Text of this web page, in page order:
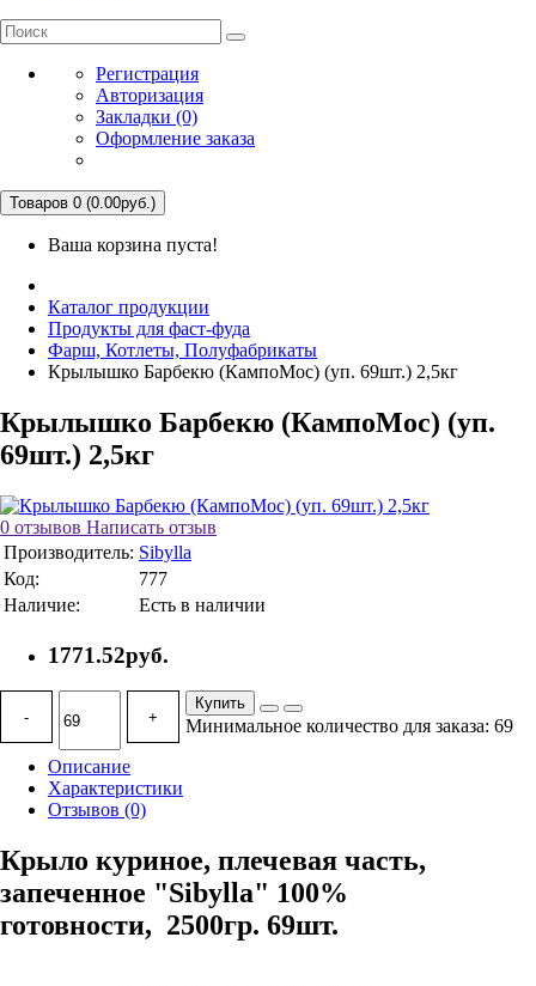
Регистрация
Авторизация
Закладки (0)
Оформление заказа
Товаров 0 (0.00руб.)
Ваша корзина пуста!
Каталог продукции
Продукты для фаст-фуда
Фарш, Котлеты, Полуфабрикаты
Крылышко Барбекю (КампоМос) (уп. 69шт.) 2,5кг
Крылышко Барбекю (КампоМос) (уп.
69шт.) 2,5кг
0 отзывов Написать отзыв
Производитель: Sibylla
Код:
777
Наличие:
Есть в наличии
1771.52руб.
- +
Купить
Минимальное количество для заказа: 69
Описание
Характеристики
Отзывов (0)
Крыло куриное, плечевая часть,
запеченное "Sibylla" 100%
готовности, 2500гр. 69шт.